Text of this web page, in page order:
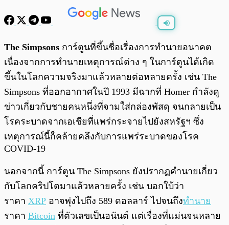
The Simpsons การ์ตูนที่ขึ้นชื่อเรื่องการทำนายอนาคต
เนื่องจากการทำนายเหตุการณ์ต่าง ๆ ในการ์ตูนได้เกิด
ขึ้นในโลกความจริงมาแล้วหลายต่อหลายครั้ง เช่น The
Simpsons ที่ออกอากาศในปี 1993 มีฉากที่ Homer กำลังดู
ข่าวเกี่ยวกับชายคนหนึ่งที่จามใส่กล่องพัสดุ จนกลายเป็น
โรคระบาดจากเอเชียที่แพร่กระจายไปยังสหรัฐฯ ซึ่ง
เหตุการณ์นี้ก็คล้ายคลึงกับการแพร่ระบาดของโรค
COVID-19
นอกจากนี้ การ์ตูน The Simpsons ยังปรากฏคำนายเกี่ยว
กับโลกคริปโตมาแล้วหลายครั้ง เช่น บอกใบ้ว่า
ราคา XRP อาจพุ่งไปถึง 589 ดอลลาร์ ไปจนถึงทำนาย
ราคา Bitcoin ที่ตัวเลขเป็นอนันต์ แต่เรื่องที่แม่นจนหลาย